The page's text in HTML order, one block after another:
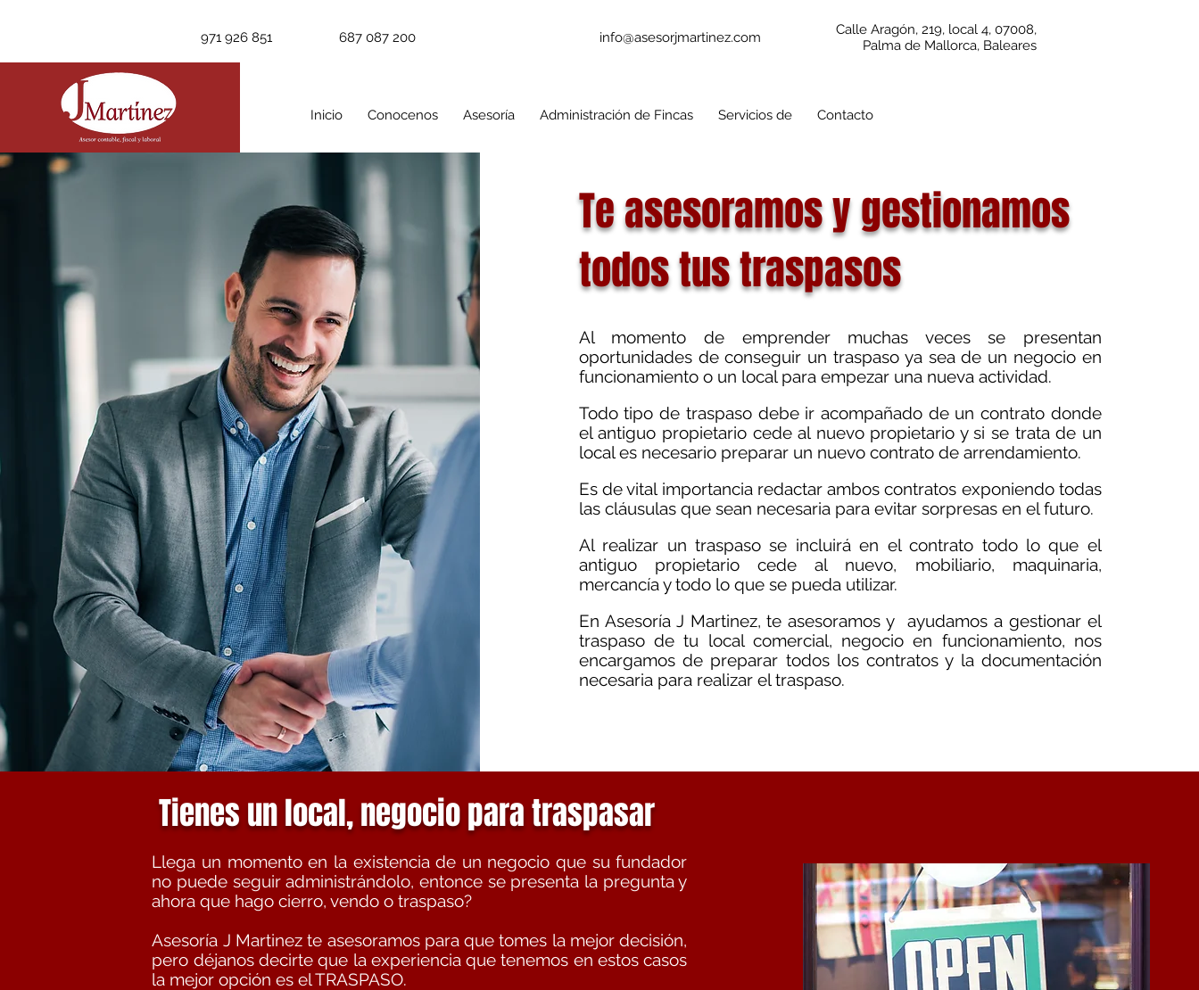
971 926 851 687 087 200 info@asesorjmartinez.com
Calle Aragón, 219, local 4, 07008,
Palma de Mallorca, Baleares
Inicio Conocenos Asesoría Administración de Fincas Servicios de Contacto
Te asesoramos y gestionamos
todos tus traspasos
Al momento de emprender muchas veces se presentan
oportunidades de conseguir un traspaso ya sea de un negocio en
funcionamiento o un local para empezar una nueva actividad.
Todo tipo de traspaso debe ir acompañado de un contrato donde
el antiguo propietario cede al nuevo propietario y si se trata de un
local es necesario preparar un nuevo contrato de arrendamiento.
Es de vital importancia redactar ambos contratos exponiendo todas
las cláusulas que sean necesaria para evitar sorpresas en el futuro.
Al realizar un traspaso se incluirá en el contrato todo lo que el
antiguo propietario cede al nuevo, mobiliario, maquinaria,
mercancía y todo lo que se pueda utilizar.
En Asesoría J Martinez, te asesoramos y ayudamos a gestionar el
traspaso de tu local comercial, negocio en funcionamiento, nos
encargamos de preparar todos los contratos y la documentación
necesaria para realizar el traspaso.
Tienes un local, negocio para traspasar
Llega un momento en la existencia de un negocio que su fundador
no puede seguir administrándolo, entonce se presenta la pregunta y
ahora que hago cierro, vendo o traspaso?
Asesoría J Martinez te asesoramos para que tomes la mejor decisión,
pero déjanos decirte que la experiencia que tenemos en estos casos
la mejor opción es el TRASPASO.